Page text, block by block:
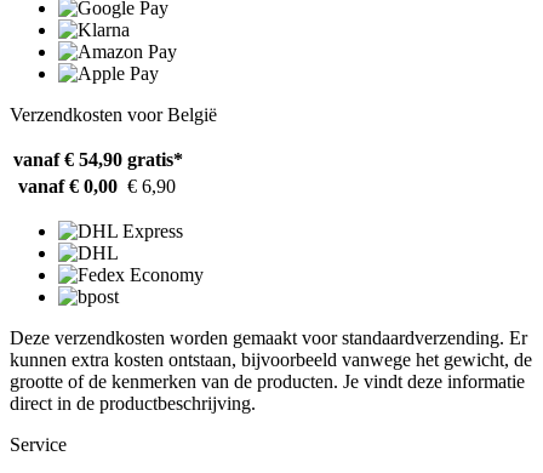
Verzendkosten voor België
vanaf € 54,90 gratis*
vanaf € 0,00 € 6,90
Deze verzendkosten worden gemaakt voor standaardverzending. Er
kunnen extra kosten ontstaan, bijvoorbeeld vanwege het gewicht, de
grootte of de kenmerken van de producten. Je vindt deze informatie
direct in de productbeschrijving.
Service